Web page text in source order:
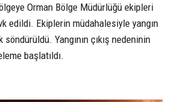
Orman Bölge Müdürlüğü ekipleri
edildi. Ekiplerin müdahalesiyle yangın
söndürüldü. Yangının çıkış nedeninin
başlatıldı.